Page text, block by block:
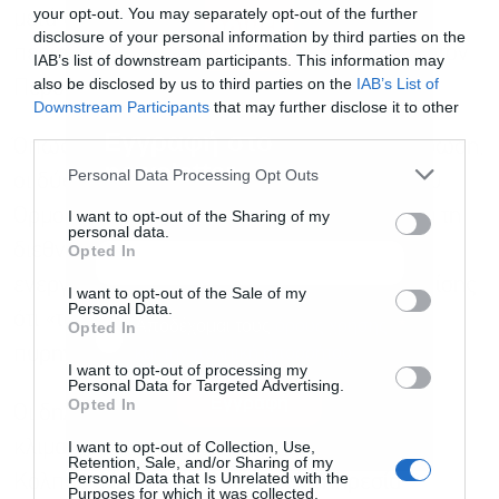
your opt-out. You may separately opt-out of the further
disclosure of your personal information by third parties on the
IAB’s list of downstream participants. This information may
also be disclosed by us to third parties on the IAB’s List of
Downstream Participants that may further disclose it to other
Personal Data Processing Opt Outs
I want to opt-out of the Sharing of my
personal data.
Opted In
I want to opt-out of the Sale of my
Personal Data.
Opted In
I want to opt-out of processing my
Personal Data for Targeted Advertising.
Opted In
I want to opt-out of Collection, Use,
Retention, Sale, and/or Sharing of my
Personal Data that Is Unrelated with the
Purposes for which it was collected.
μετά τη συνάντησή τους στο Πεκίνο, σε μια
περίοδο αυξημένης γεωπολιτικής έντασης στον
Περσικό Κόλπο.
Όπως αναφέρεται στην αμερικανική ενημέρωση,
οι δύο ηγέτες υπογράμμισαν ότι το Στενό του
Ορμούζ «πρέπει να παραμείνει ανοικτό» για τη
διεθνή ναυσιπλοΐα και την παγκόσμια
ενεργειακή ασφάλεια, ενώ συμφώνησαν επίσης
ότι «το Ιράν δεν μπορεί ποτέ να αποκτήσει
Οι δηλώσεις πραγματοποιήθηκαν ενώ
κλιμακώνεται η ένταση στην περιοχή του
Κόλπου. Νωρίτερα, βρετανική υπηρεσία
Εγγραφή στο
newsletter
Αποδέχομαι τους